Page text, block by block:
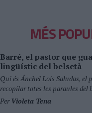
MÉS
Barré, el pastor que
lingüístic del belsetà
Qui és Ánchel Lois Saludas, el
recopilar totes les paraules del
PerVioleta Tena